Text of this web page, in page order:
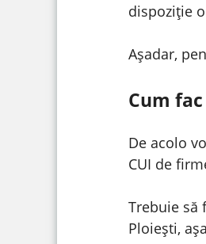
dispoziție
Așadar,
Cum
De acolo
CUI de
Trebuie să
Ploiești,